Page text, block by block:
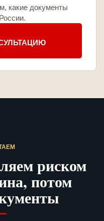
какие документы
риском
потом